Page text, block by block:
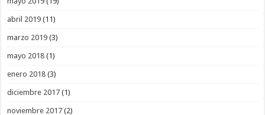
abril 2019 (11)
marzo 2019 (3)
mayo 2018 (1)
enero 2018 (3)
diciembre 2017 (1)
noviembre 2017 (2)